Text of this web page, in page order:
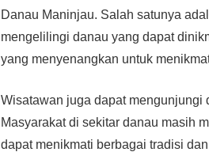
Danau Maninjau. Salah satunya
mengelilingi danau yang dapat
yang menyenangkan untuk
Wisatawan juga dapat mengunjungi
Masyarakat di sekitar danau masih
dapat menikmati berbagai tradisi